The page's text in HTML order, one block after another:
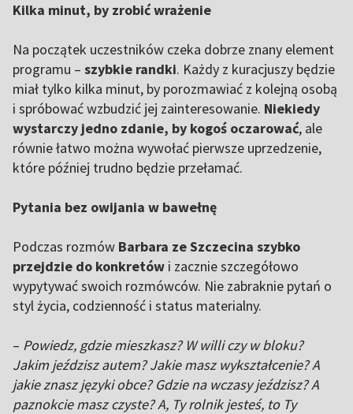
Kilka minut, by zrobić wrażenie
Na początek uczestników czeka dobrze znany element
programu – szybkie randki. Każdy z kuracjuszy będzie
miał tylko kilka minut, by porozmawiać z kolejną osobą
i spróbować wzbudzić jej zainteresowanie. Niekiedy
wystarczy jedno zdanie, by kogoś oczarować, ale
równie łatwo można wywołać pierwsze uprzedzenie,
które później trudno będzie przełamać.
Pytania bez owijania w bawełnę
Podczas rozmów Barbara ze Szczecina szybko
przejdzie do konkretów i zacznie szczegółowo
wypytywać swoich rozmówców. Nie zabraknie pytań o
styl życia, codzienność i status materialny.
– Powiedz, gdzie mieszkasz? W willi czy w bloku?
Jakim jeździsz autem? Jakie masz wykształcenie? A
jakie znasz języki obce? Gdzie na wczasy jeździsz? A
paznokcie masz czyste? A, Ty rolnik jesteś, to Ty